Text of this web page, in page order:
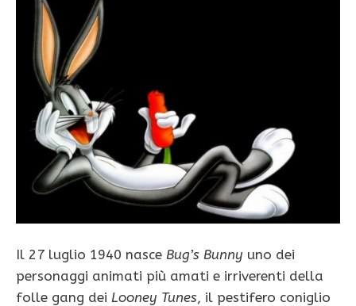
Il 27 luglio 1940 nasce Bug’s Bunny uno dei
personaggi animati più amati e irriverenti della
folle gang dei Looney Tunes, il pestifero coniglio